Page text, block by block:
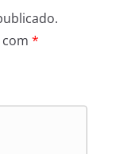
*